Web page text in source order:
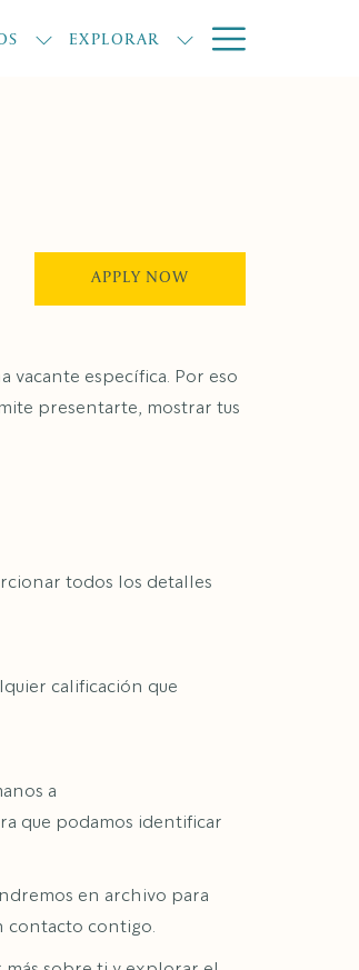
EXPLORAR
Menu
APPLY NOW
vacante específica. Por eso
presentarte, mostrar tus
todos los detalles
calificación que
a
que podamos identificar
en archivo para
contacto contigo.